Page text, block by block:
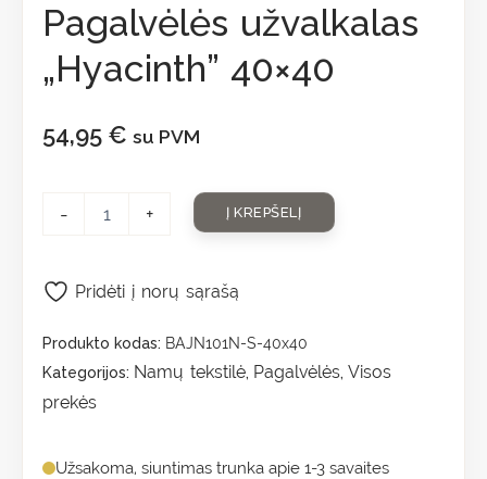
Pagalvėlės užvalkalas
„Hyacinth” 40×40
54,95 € su PVM
- + Į KREPŠELĮ
Produkto kodas: BAJN101N-S-40x40
Kategorijos: Namų tekstilė, Pagalvėlės, Visos
prekės
Užsakoma, siuntimas trunka apie 1-3 savaites
Pridėti į norų sąrašą